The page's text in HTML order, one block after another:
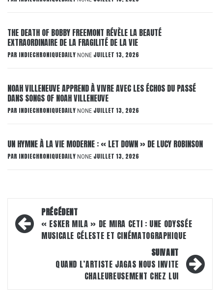
THE DEATH OF BOBBY FREEMONT RÉVÈLE LA BEAUTÉ
EXTRAORDINAIRE DE LA FRAGILITÉ DE LA VIE
PAR INDIECHRONIQUEDAILY NONE JUILLET 13, 2026
NOAH VILLENEUVE APPREND À VIVRE AVEC LES ÉCHOS DU PASSÉ
DANS SONGS OF NOAH VILLENEUVE
PAR INDIECHRONIQUEDAILY NONE JUILLET 13, 2026
UN HYMNE À LA VIE MODERNE : « LET DOWN » DE LUCY ROBINSON
PAR INDIECHRONIQUEDAILY NONE JUILLET 13, 2026
Navigation
d’article
PRÉCÉDENT
« ESKER MILA » DE MIRA CETI : UNE ODYSSÉE
MUSICALE CÉLESTE ET CINÉMATOGRAPHIQUE
SUIVANT
QUAND L’ARTISTE JAGAS NOUS INVITE
CHALEUREUSEMENT CHEZ LUI